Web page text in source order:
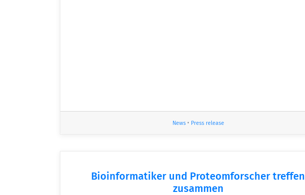
News• Press release
Bioinformatiker und Proteomforscher treffen
zusammen